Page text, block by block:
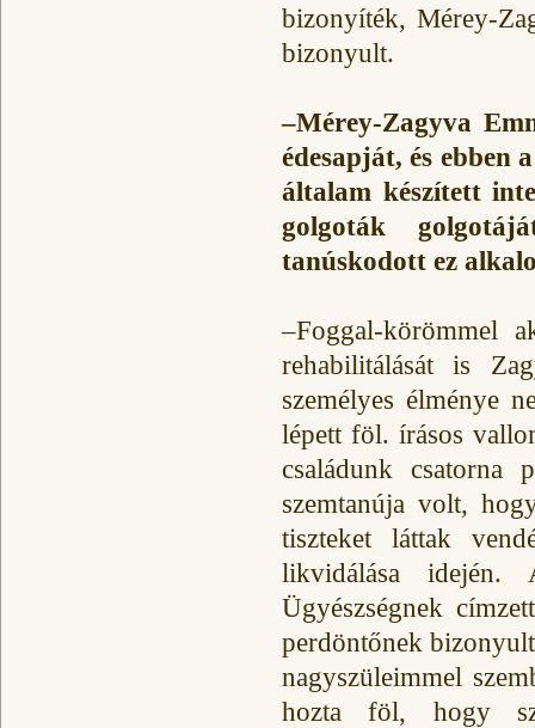
bizonyíték, Mérey-
bizonyult.
–Mérey-Zagyva
édesapját, és ebben
általam készített
golgoták
tanúskodott ez
–Foggal-körömmel
rehabilitálását is
személyes élménye
lépett föl. írásos
családunk csatorna
szemtanúja volt,
tiszteket láttak
likvidálása
Ügyészségnek
perdöntőnek
nagyszüleimmel
hozta föl, hogy